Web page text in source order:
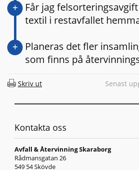
Får jag
textil i restavfallet
Planeras det fler
som finns på
Skriv ut Senast
Kontakta oss
Avfall & Återvinning Skaraborg
Rådmansgatan 26
549 54 Skövde